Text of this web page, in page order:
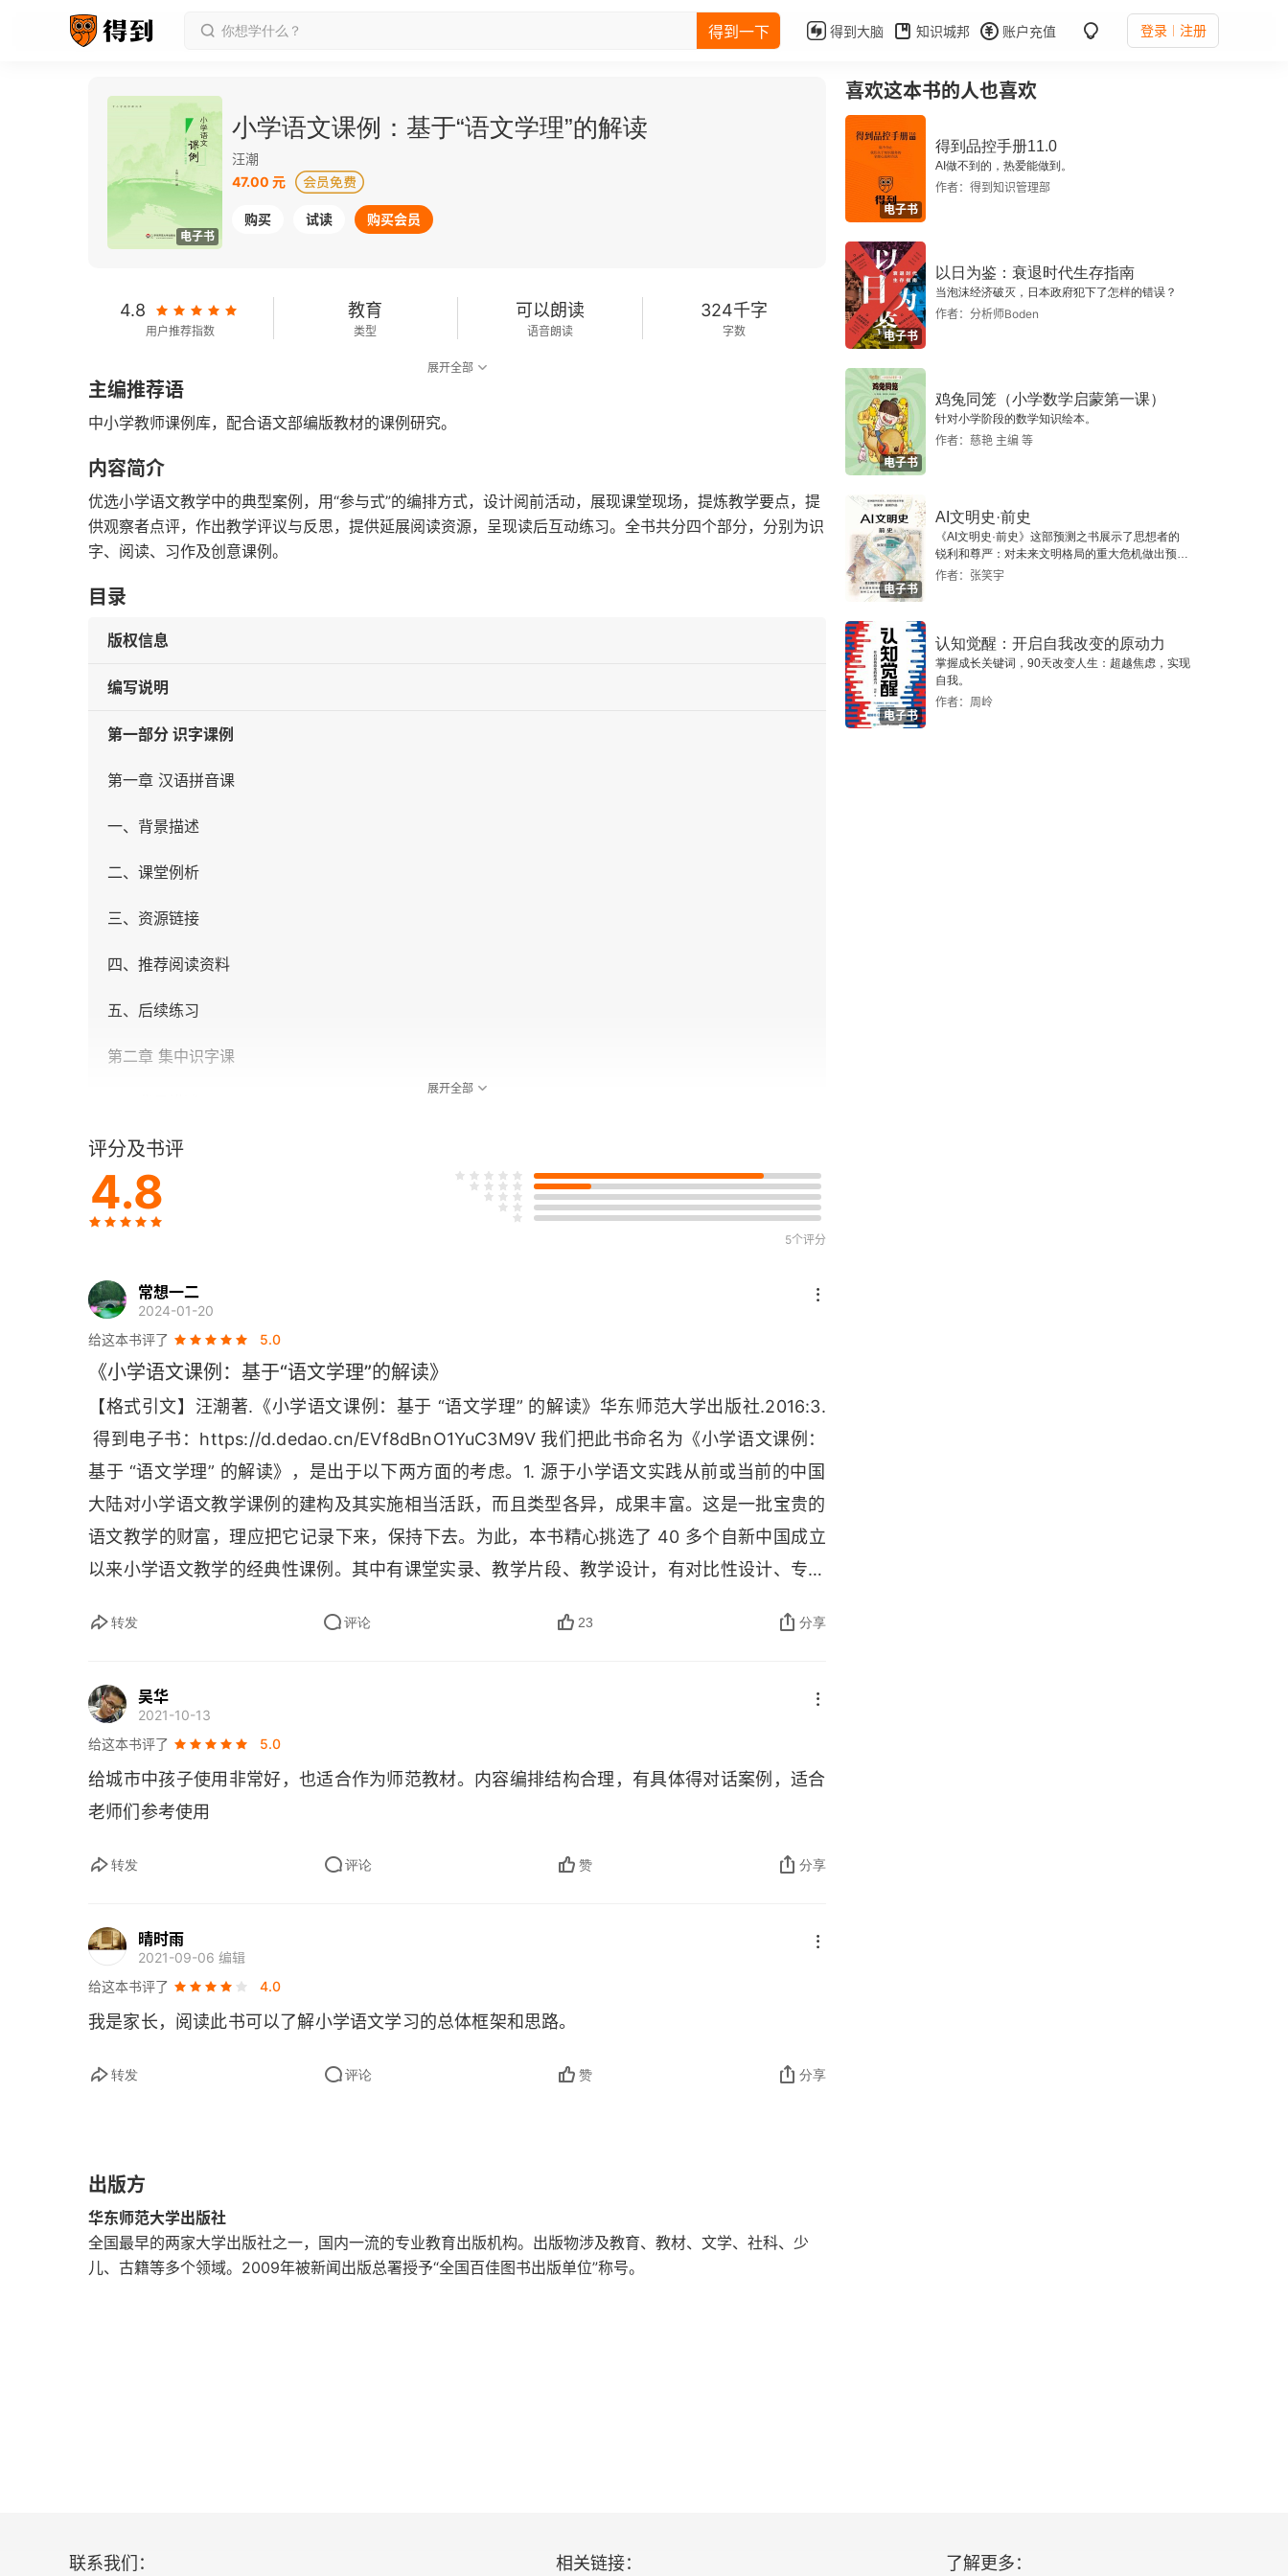
得到一下 得到大脑 知识城邦 账户充值 登录 注册
电子书
小学语文课例：基于“语文学理”的解读
汪潮
47.00 元
购买 试读 购买会员
4.8
用户推荐指数
教育
类型
可以朗读
语音朗读
324千字
字数
发行日期
展开全部
主编推荐语
中小学教师课例库，配合语文部编版教材的课例研究。
内容简介
优选小学语文教学中的典型案例，用“参与式”的编排方式，设计阅前活动，展现课堂现场，提炼教学要点，提
供观察者点评，作出教学评议与反思，提供延展阅读资源，呈现读后互动练习。全书共分四个部分，分别为识
字、阅读、习作及创意课例。
目录
版权信息
编写说明
第一部分 识字课例
第一章 汉语拼音课
一、背景描述
二、课堂例析
三、资源链接
四、推荐阅读资料
五、后续练习
第二章 集中识字课
二、课堂例析
三、资源链接
五、后续练习
第三章 分散识字课
一、背景描述
三、资源链接
四、推荐阅读资料
五、后续练习
二、课堂例析
三、资源链接
四、推荐阅读资料
一、背景描述
二、课堂例析
三、资源链接
四、推荐阅读资料
第六章 精读课
一、背景描述
展开全部
评分及书评
4.8
5个评分
常想一二
2024-01-20
给这本书评了
5.0
《小学语文课例：基于“语文学理”的解读》
【格式引文】汪潮著.《小学语文课例：基于 “语文学理” 的解读》华东师范大学出版社.2016:3.
得到电子书： https://d.dedao.cn/EVf8dBnO1YuC3M9V 我们把此书命名为《小学语文课例：
基于 “语文学理” 的解读》，是出于以下两方面的考虑。1. 源于小学语文实践从前或当前的中国
大陆对小学语文教学课例的建构及其实施相当活跃，而且类型各异，成果丰富。这是一批宝贵的
语文教学的财富，理应把它记录下来，保持下去。为此，本书精心挑选了 40 多个自新中国成立
以来小学语文教学的经典性课例。其中有课堂实录、教学片段、教学设计，有对比性设计、专题
品读、去评点。2. 基于 “语文学理” 解读理者，纹路，内在规律也。小学语文教学的 “理” 涉及字
中的 “理”。然而当下的语文教学往往是多经验，少学理，常常出现 “混沌” 状态。我们设想：如
转发 评论 23 分享
吴华
2021-10-13
给这本书评了
5.0
给城市中孩子使用非常好，也适合作为师范教材。内容编排结构合理，有具体得对话案例，适合
老师们参考使用
转发 评论 赞 分享
晴时雨
2021-09-06 编辑
给这本书评了
4.0
我是家长，阅读此书可以了解小学语文学习的总体框架和思路。
转发 评论 赞 分享
出版方
华东师范大学出版社
全国最早的两家大学出版社之一，国内一流的专业教育出版机构。出版物涉及教育、教材、文学、社科、少
儿、古籍等多个领域。2009年被新闻出版总署授予“全国百佳图书出版单位”称号。
喜欢这本书的人也喜欢
电子书
得到品控手册11.0
AI做不到的，热爱能做到。
作者：得到知识管理部
电子书
以日为鉴：衰退时代生存指南
当泡沫经济破灭，日本政府犯下了怎样的错误？
作者：分析师Boden
电子书
鸡兔同笼（小学数学启蒙第一课）
针对小学阶段的数学知识绘本。
作者：慈艳 主编 等
电子书
AI文明史·前史
《AI文明史·前史》这部预测之书展示了思想者的
锐利和尊严：对未来文明格局的重大危机做出预
警，提示人类做出智慧的选择。
作者：张笑宇
电子书
认知觉醒：开启自我改变的原动力
掌握成长关键词，90天改变人生：超越焦虑，实现
自我。
作者：周岭
联系我们： 相关链接： 了解更多：